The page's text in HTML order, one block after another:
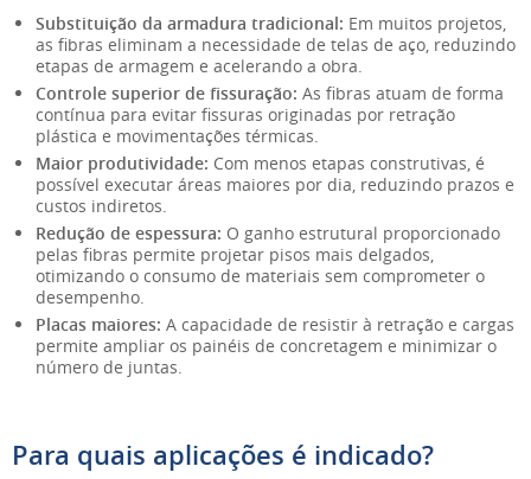
Substituição da armadura tradicional: Em muitos projetos,
as fibras eliminam a necessidade de telas de aço, reduzindo
etapas de armagem e acelerando a obra.
Controle superior de fissuração: As fibras atuam de forma
contínua para evitar fissuras originadas por retração
plástica e movimentações térmicas.
Maior produtividade: Com menos etapas construtivas, é
possível executar áreas maiores por dia, reduzindo prazos e
custos indiretos.
Redução de espessura: O ganho estrutural proporcionado
pelas fibras permite projetar pisos mais delgados,
otimizando o consumo de materiais sem comprometer o
desempenho.
Placas maiores: A capacidade de resistir à retração e cargas
permite ampliar os painéis de concretagem e minimizar o
número de juntas.
Para quais aplicações é indicado?